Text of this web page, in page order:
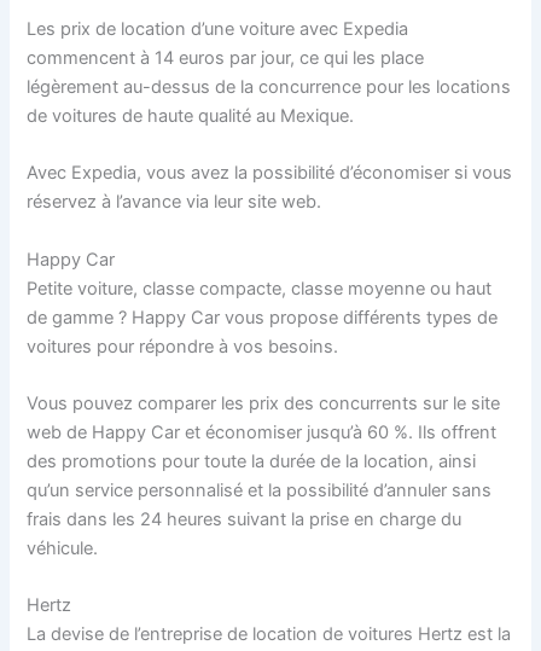
Les prix de location d’une voiture avec Expedia
commencent à 14 euros par jour, ce qui les place
légèrement au-dessus de la concurrence pour les locations
de voitures de haute qualité au Mexique.
Avec Expedia, vous avez la possibilité d’économiser si vous
réservez à l’avance via leur site web.
Happy Car
Petite voiture, classe compacte, classe moyenne ou haut
de gamme ? Happy Car vous propose différents types de
voitures pour répondre à vos besoins.
Vous pouvez comparer les prix des concurrents sur le site
web de Happy Car et économiser jusqu’à 60 %. Ils offrent
des promotions pour toute la durée de la location, ainsi
qu’un service personnalisé et la possibilité d’annuler sans
frais dans les 24 heures suivant la prise en charge du
véhicule.
Hertz
La devise de l’entreprise de location de voitures Hertz est la